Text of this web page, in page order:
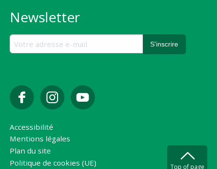
Newsletter
Accessibilité
Mentions légales
Plan du site
Politique de cookies (UE)
Top of page